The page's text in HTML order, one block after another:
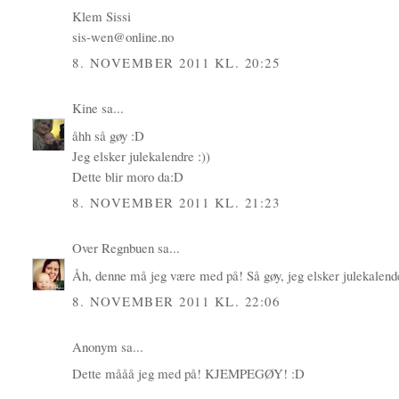
Klem Sissi
sis-wen@online.no
8. NOVEMBER 2011 KL. 20:25
Kine sa...
åhh så gøy :D
Jeg elsker julekalendre :))
Dette blir moro da:D
8. NOVEMBER 2011 KL. 21:23
Over Regnbuen sa...
Åh, denne må jeg være med på! Så gøy, jeg elsker
8. NOVEMBER 2011 KL. 22:06
Anonym sa...
Dette mååå jeg med på! KJEMPEGØY! :D